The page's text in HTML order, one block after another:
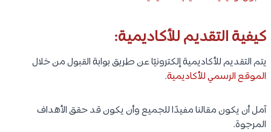
كيفية التقديم للأكاديمية:
يتم التقديم للأكاديمية إلكترونيًا عن طريق بوابة القبول من خلال
الموقع الرسمي للأكاديمية.
آمل أن يكون مقالنا مفيدًا للجميع وأن يكون قد حقق الأهداف
المرجوة.